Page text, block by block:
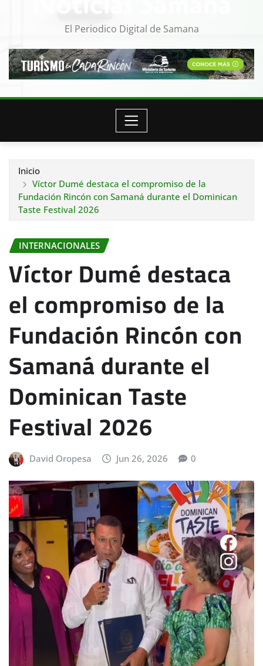
El Periodico Digital de Samana
Inicio
Víctor Dumé destaca el compromiso de la
Fundación Rincón con Samaná durante el Dominican
Taste Festival 2026
INTERNACIONALES
Víctor Dumé destaca
el compromiso de la
Fundación Rincón con
Samaná durante el
Dominican Taste
Festival 2026
David Oropesa Jun 26, 2026 0